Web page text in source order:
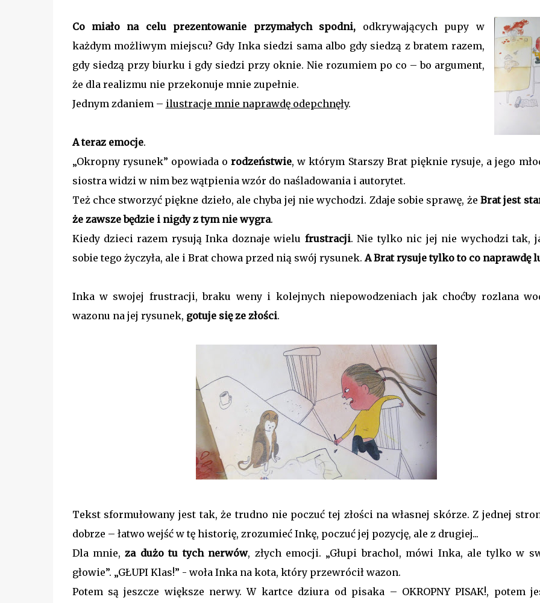
Co miało na celu prezentowanie przymałych spodni, odkrywających pupy w
każdym możliwym miejscu? Gdy Inka siedzi sama albo gdy siedzą z bratem razem,
gdy siedzą przy biurku i gdy siedzi przy oknie. Nie rozumiem po co – bo argument,
że dla realizmu nie przekonuje mnie zupełnie.
Jednym zdaniem – ilustracje mnie naprawdę odepchnęły.
A teraz emocje.
„Okropny rysunek” opowiada orodzeństwie, w którym Starszy Brat pięknie rysuje, a jego
siostra widzi w nim bez wątpienia wzór do naśladowania i autorytet.
Też chce stworzyć piękne dzieło, ale chyba jej nie wychodzi. Zdaje sobie sprawę, że Brat jest
że zawsze będzie i nigdy z tym nie wygra.
Kiedy dzieci razem rysują Inka doznaje wielu frustracji. Nie tylko nic jej nie wychodzi tak,
sobie tego życzyła, ale i Brat chowa przed nią swój rysunek. A Brat rysuje tylko to co naprawdę
Inka w swojej frustracji, braku weny i kolejnych niepowodzeniach jak choćby rozlana
wazonu na jej rysunek, gotuje się ze złości.
Tekst sformułowany jest tak, że trudno nie poczuć tej złości na własnej skórze. Z jednej
dobrze – łatwo wejść w tę historię, zrozumieć Inkę, poczuć jej pozycję, ale z drugiej...
Dla mnie,za dużo tu tych nerwów, złych emocji. „Głupi brachol, mówi Inka, ale tylko w
głowie”. „GŁUPI Klas!” - woła Inka na kota, który przewrócił wazon.
Potem są jeszcze większe nerwy. W kartce dziura od pisaka – OKROPNY PISAK!, potem